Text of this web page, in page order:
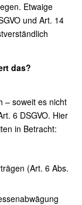
Etwaige
und Art. 14
das?
– soweit es nicht
6 DSGVO. Hier
in Betracht:
(Art. 6 Abs.